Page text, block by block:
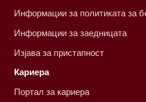
Информации за политиката за
Информации за заедницата
Изјава за пристапност
Кариера
Портал за кариера